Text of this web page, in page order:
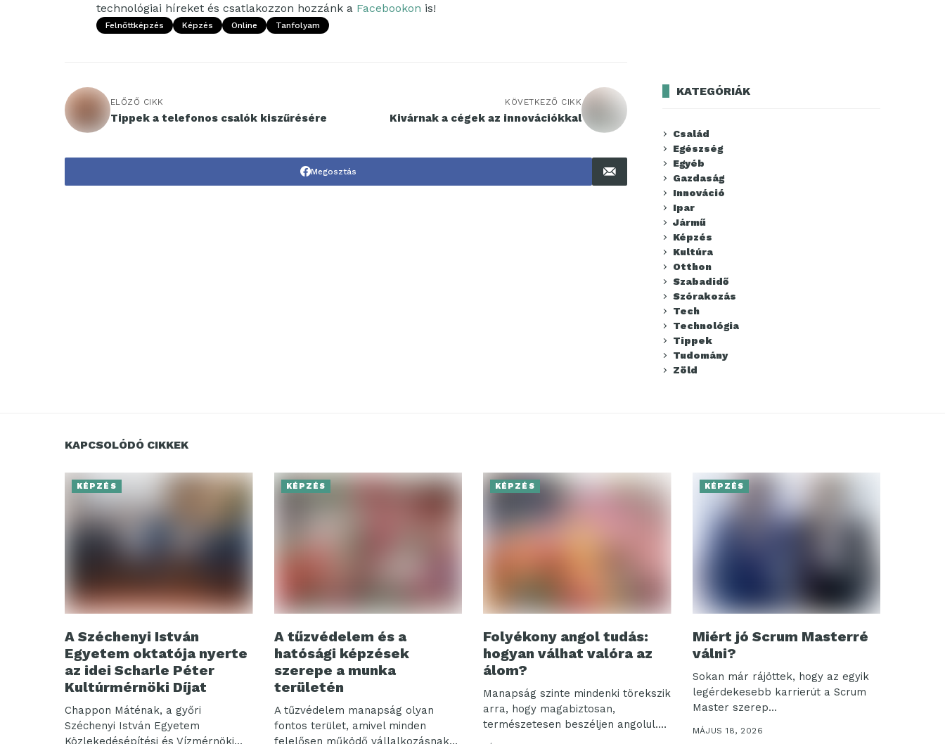
technológiai híreket és csatlakozzon hozzánk a Facebookon is!
Felnőttképzés Képzés Online Tanfolyam
ELŐZŐ CIKK
Tippek a telefonos csalók kiszűrésére
KÖVETKEZŐ CIKK
Kivárnak a cégek az innovációkkal
Megosztás
KATEGÓRIÁK
Család
Egészség
Egyéb
Gazdaság
Innováció
Ipar
Jármű
Képzés
Kultúra
Otthon
Szabadidő
Szórakozás
Tech
Technológia
Tippek
Tudomány
Zöld
KAPCSOLÓDÓ CIKKEK
KÉPZÉS
A Széchenyi István
Egyetem oktatója nyerte
az idei Scharle Péter
Kultúrmérnöki Díjat
Chappon Máténak, a győri
Széchenyi István Egyetem
Közlekedésépítési és Vízmérnöki
KÉPZÉS
A tűzvédelem és a
hatósági képzések
szerepe a munka
területén
A tűzvédelem manapság olyan
fontos terület, amivel minden
felelősen működő vállalkozásnak
KÉPZÉS
Folyékony angol tudás:
hogyan válhat valóra az
álom?
Manapság szinte mindenki törekszik
arra, hogy magabiztosan,
természetesen beszéljen angolul.
Azonban gyakran...
KÉPZÉS
Miért jó Scrum Masterré
válni?
Sokan már rájöttek, hogy az egyik
legérdekesebb karrierút a Scrum
Master szerep...
MÁJUS 18, 2026